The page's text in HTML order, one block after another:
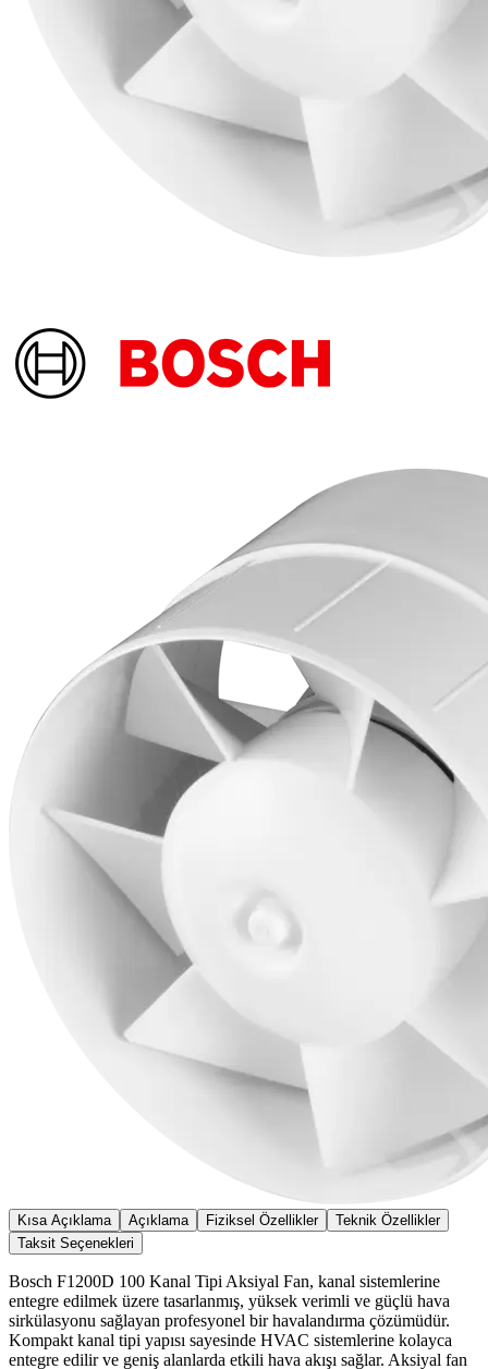
Kısa Açıklama Açıklama Fiziksel Özellikler
Teknik Özellikler
Taksit Seçenekleri
Bosch F1200D 100 Kanal Tipi Aksiyal Fan, kanal sistemlerine
entegre edilmek üzere tasarlanmış, yüksek verimli ve güçlü hava
sirkülasyonu sağlayan profesyonel bir havalandırma çözümüdür.
Kompakt kanal tipi yapısı sayesinde HVAC sistemlerine kolayca
entegre edilir ve geniş alanlarda etkili hava akışı sağlar. Aksiyal fan